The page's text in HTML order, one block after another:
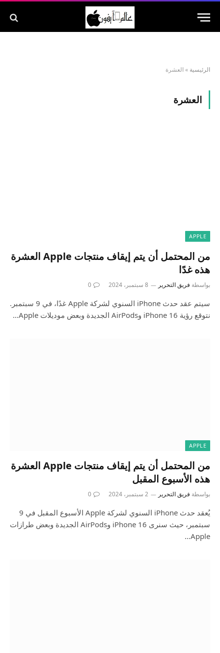
الرئيسية » العشرة
العشرة
APPLE
من المحتمل أن يتم إيقاف منتجات Apple العشرة
هذه غدًا
بواسطة فريق التحرير 8 سبتمبر، 2024 0
سيتم عقد حدث iPhone السنوي لشركة Apple غدًا، في 9 سبتمبر.
نتوقع رؤية iPhone 16 وAirPods الجديدة وبعض موديلات Apple…
APPLE
من المحتمل أن يتم إيقاف منتجات Apple العشرة
هذه الأسبوع المقبل
بواسطة فريق التحرير 2 سبتمبر، 2024 0
يُعقد حدث iPhone السنوي لشركة Apple الأسبوع المقبل في 9
سبتمبر، حيث سنرى iPhone 16 وAirPods الجديدة وبعض طرازات
Apple…